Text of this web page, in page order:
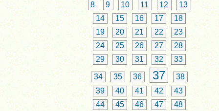
8
9 10 11 12
13
14
15 16 17
18
19
20 21 22
23
24
25 26 27
28
29
30 31 32 33
34 35 36 37
38
39
40 41 42
43
44
45 46 47
48